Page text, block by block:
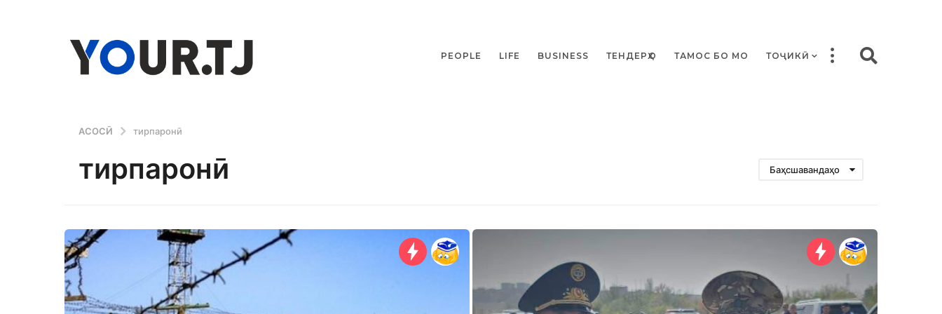
PEOPLE LIFE BUSINESS ТЕНДЕРҲО ТАМОС БО МО ТОҶИКӢ
АСОСӢ тирпаронӣ
тирпаронӣ Баҳсшавандаҳо